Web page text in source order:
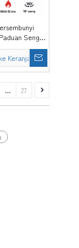
Seng-
G40
Keranjang
... 27